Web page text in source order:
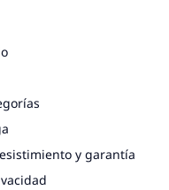
y garantía